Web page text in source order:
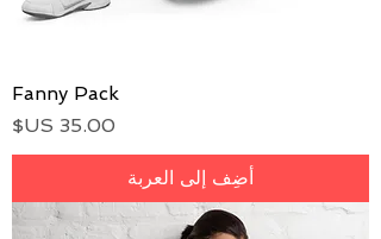
Fanny Pack
السعر
أضِف إلى العربة